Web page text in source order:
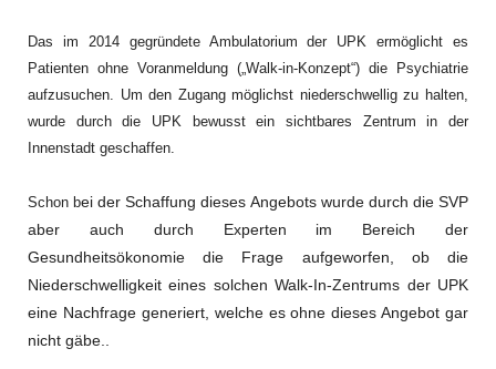
Das im 2014 gegründete Ambulatorium der UPK ermöglicht es
Patienten ohne Voranmeldung („Walk-in-Konzept“) die Psychiatrie
aufzusuchen. Um den Zugang möglichst niederschwellig zu halten,
wurde durch die UPK bewusst ein sichtbares Zentrum in der
Innenstadt geschaffen.
Schon bei der Schaffung dieses Angebots wurde durch die SVP
aber auch durch Experten im Bereich der
Gesundheitsökonomie die Frage aufgeworfen, ob die
Niederschwelligkeit eines solchen Walk-In-Zentrums der UPK
eine Nachfrage generiert, welche es ohne dieses Angebot gar
nicht gäbe..